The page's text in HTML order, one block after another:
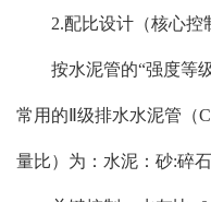
2.配比设计（核心控
按水泥管的“强度等级
常用的Ⅱ级排水水泥管（
量比）为：水泥：砂:碎石